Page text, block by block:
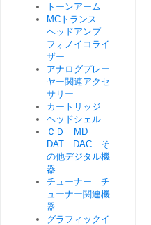
トーンアーム
MCトランス
ヘッドアンプ
フォノイコライ
ザー
アナログプレー
ヤー関連アクセ
サリー
カートリッジ
ヘッドシェル
ＣＤ MD
DAT DAC そ
の他デジタル機
器
チューナー チ
ューナー関連機
器
グラフィックイ